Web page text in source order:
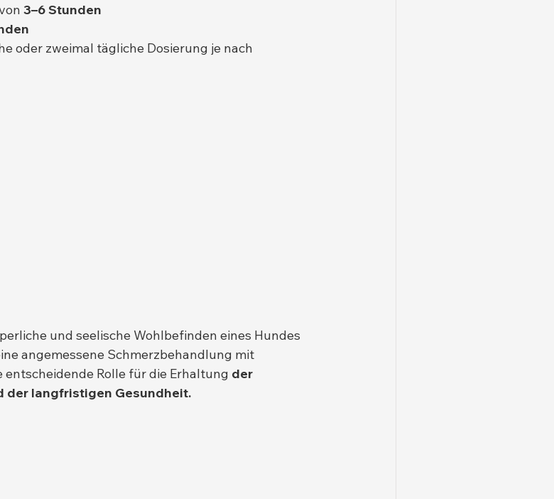
3–6 Stunden
oder zweimal tägliche Dosierung je nach
und seelische Wohlbefinden eines Hundes
angemessene Schmerzbehandlung mit
Rolle für die Erhaltung der
der langfristigen Gesundheit.